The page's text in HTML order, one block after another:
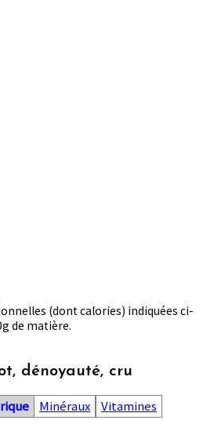
(dont calories) indiquées ci-
de matière.
dénoyauté, cru
Minéraux Vitamines